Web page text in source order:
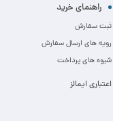
راهنمای خرید
ثبت سفارش
رویه های ارسال سفارش
شیوه های پرداخت